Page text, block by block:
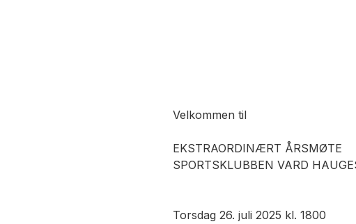
Velkommen til
EKSTRAORDINÆRT ÅRSMØTE
SPORTSKLUBBEN VARD
Torsdag 26. juli 2025 kl. 1800